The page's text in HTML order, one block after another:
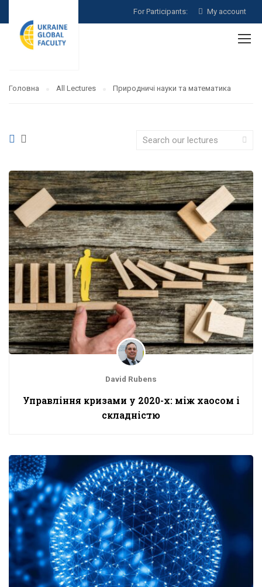
For Participants: My account
Головна All Lectures Природничі науки та математика
David Rubens
Управління кризами у 2020-х: між хаосом і
складністю